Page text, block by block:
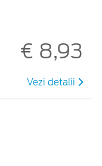
€ 8,93
Vezi detalii